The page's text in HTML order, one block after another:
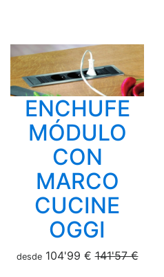
ENCHUFE
MÓDULO
CON
MARCO
CUCINE
OGGI
desde104'99 €141'57 €